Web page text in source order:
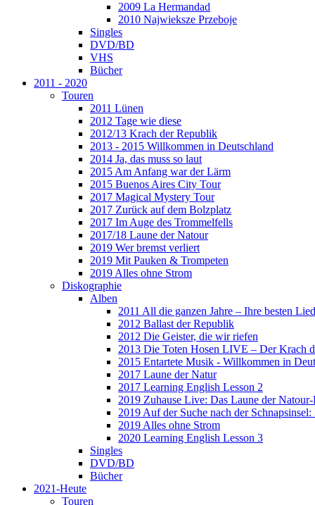
2009 La Hermandad
2010 Najwieksze Przeboje
Singles
DVD/BD
VHS
Bücher
2011 - 2020
Touren
2011 Lünen
2012 Tage wie diese
2012/13 Krach der Republik
2013 - 2015 Willkommen in Deutschland
2014 Ja, das muss so laut
2015 Am Anfang war der Lärm
2015 Buenos Aires City Tour
2017 Magical Mystery Tour
2017 Zurück auf dem Bolzplatz
2017 Im Auge des Trommelfells
2017/18 Laune der Natour
2019 Wer bremst verliert
2019 Mit Pauken & Trompeten
2019 Alles ohne Strom
Diskographie
Alben
2011 All die ganzen Jahre – Ihre besten
2012 Ballast der Republik
2012 Die Geister, die wir riefen
2013 Die Toten Hosen LIVE – Der Krach
2015 Entartete Musik - Willkommen in
2017 Laune der Natur
2017 Learning English Lesson 2
2019 Zuhause Live: Das Laune der
2019 Auf der Suche nach der
2019 Alles ohne Strom
2020 Learning English Lesson 3
Singles
DVD/BD
Bücher
2021-Heute
Touren